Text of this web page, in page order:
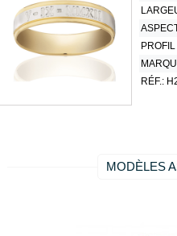
RÉF.:
MODÈLES